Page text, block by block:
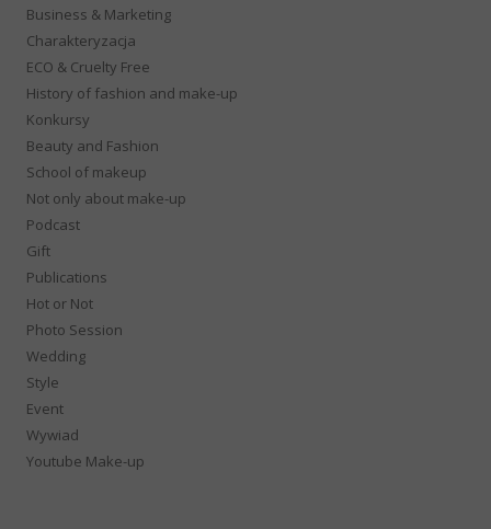
Business & Marketing
Charakteryzacja
ECO & Cruelty Free
History of fashion and make-up
Konkursy
Beauty and Fashion
School of makeup
Not only about make-up
Podcast
Gift
Publications
Hot or Not
Photo Session
Wedding
Style
Event
Wywiad
Youtube Make-up